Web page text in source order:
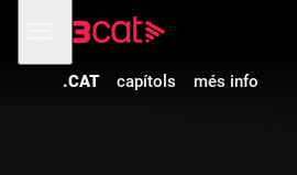
navegació
principal
menú
de
.CAT capítols més info